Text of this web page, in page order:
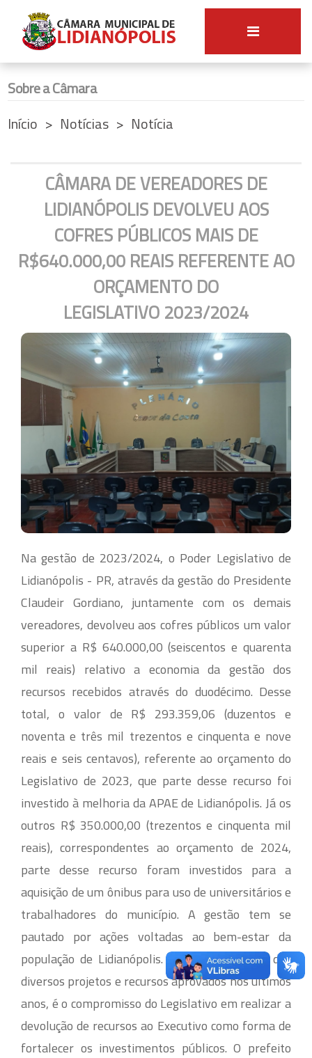
Sobre a Câmara
Início
Notícias Notícia
CÂMARA DE VEREADORES DE
LIDIANÓPOLIS DEVOLVEU AOS
COFRES PÚBLICOS MAIS DE
R$640.000,00 REAIS REFERENTE AO
ORÇAMENTO DO
LEGISLATIVO 2023/2024
Na gestão de 2023/2024, o Poder Legislativo de
Lidianópolis - PR, através da gestão do Presidente
Claudeir Gordiano, juntamente com os demais
vereadores, devolveu aos cofres públicos um valor
superior a R$ 640.000,00 (seiscentos e quarenta
mil reais) relativo a economia da gestão dos
recursos recebidos através do duodécimo. Desse
total, o valor de R$ 293.359,06 (duzentos e
noventa e três mil trezentos e cinquenta e nove
reais e seis centavos), referente ao orçamento do
Legislativo de 2023, que parte desse recurso foi
investido à melhoria da APAE de Lidianópolis. Já os
outros R$ 350.000,00 (trezentos e cinquenta mil
reais), correspondentes ao orçamento de 2024,
parte desse recurso foram investidos para a
aquisição de um ônibus para uso de universitários e
trabalhadores do município. A gestão tem se
pautado por ações voltadas ao bem-estar da
população de Lidianópolis. Prova disso, além dos
diversos projetos e recursos aprovados nos últimos
anos, é o compromisso do Legislativo em realizar a
devolução de recursos ao Executivo como forma de
fortalecer os investimentos públicos. O prefeito